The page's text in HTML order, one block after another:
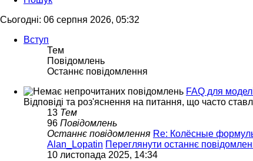
Сьогодні: 06 серпня 2026, 05:32
Вступ
Тем
Повідомлень
Останнє повідомлення
FAQ для
Відповіді та роз'яснення на питання, що часто
13 Тем
96 Повідомлень
Останнє повідомлення Re: Колёсные
Alan_Lopatin Переглянути останнє
10 листопада 2025, 14:34